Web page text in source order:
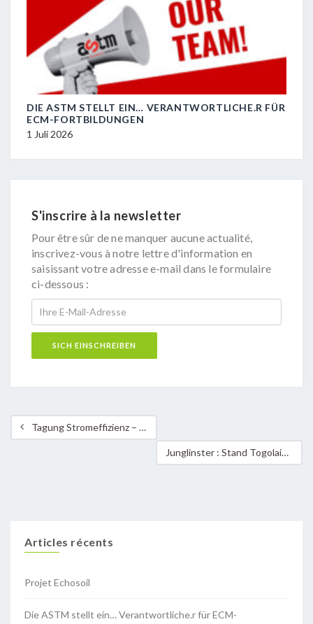
DIE ASTM STELLT EIN… VERANTWORTLICHE.R FÜR
ECM-FORTBILDUNGEN
1 Juli 2026
S'inscrire à la newsletter
Pour être sûr de ne manquer aucune actualité,
inscrivez-vous à notre lettre d'information en
saisissant votre adresse e-mail dans le formulaire
ci-dessous :
Tagung Stromeffizienz – 24. Sept. 2008 – Berlin
Junglinster : Stand Togolais à la Fiesta Integrale
Articles récents
Projet Echosoil
Die ASTM stellt ein… Verantwortliche.r für ECM-